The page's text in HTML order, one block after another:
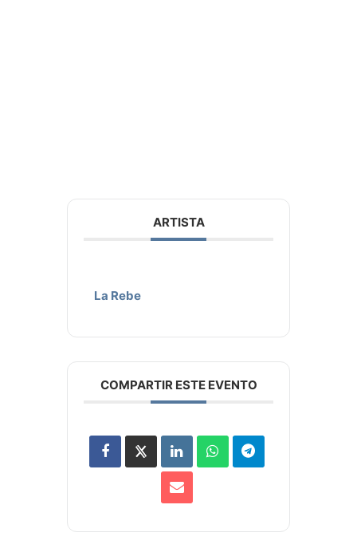
ARTISTA
La Rebe
COMPARTIR ESTE EVENTO